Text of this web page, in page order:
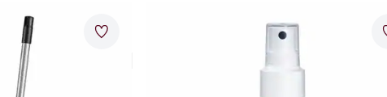
Merkzettel